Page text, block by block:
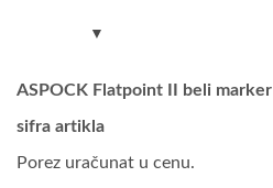
ASPOCK Flatpoint II beli marker
sifra artikla
Porez uračunat u cenu.